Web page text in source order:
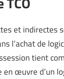
et indirectes
l’achat de
tient
en œuvre d’un